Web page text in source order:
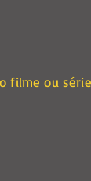
filme ou